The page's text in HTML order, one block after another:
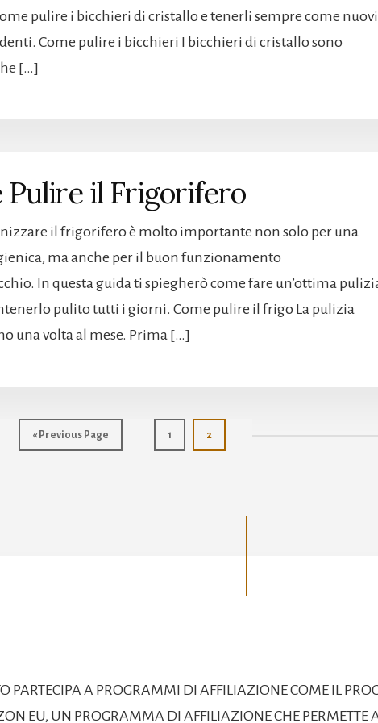
pulire i bicchieri di cristallo e tenerli sempre come
Come pulire i bicchieri I bicchieri di cristallo sono
[…]
Pulire il Frigorifero
il frigorifero è molto importante non solo per una
ma anche per il buon funzionamento
In questa guida ti spiegherò come fare un’ottima
pulito tutti i giorni. Come pulire il frigo La pulizia
una volta al mese. Prima […]
« Go
to
Previous Page Page
1 Page
2
PARTECIPA A PROGRAMMI DI AFFILIAZIONE COME IL
EU, UN PROGRAMMA DI AFFILIAZIONE CHE PERMETTE